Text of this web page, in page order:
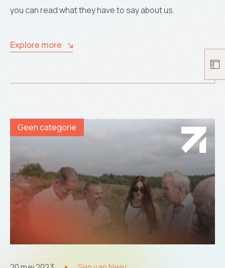
you can read what they have to say about us.
Explore more
Geen categorie